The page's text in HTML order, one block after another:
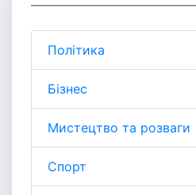
Політика
Бізнес
Мистецтво та розваги
Спорт